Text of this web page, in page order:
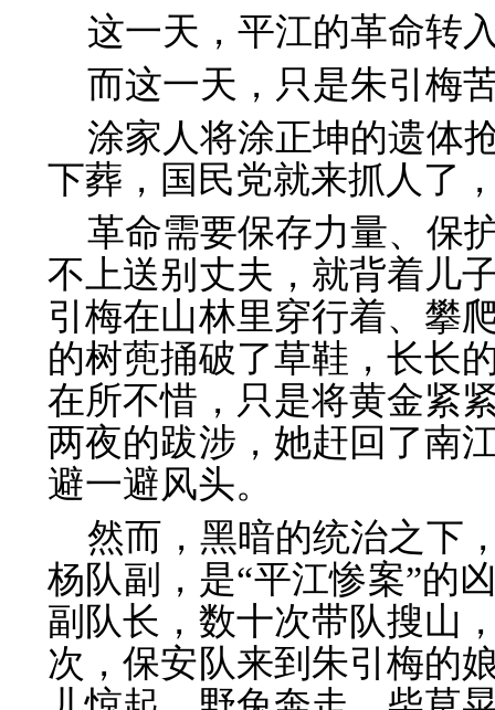
这一天，平江的革命转
而这一天，只是朱引梅
涂家人将涂正坤的遗体
下葬，国民党就来抓人了
革命需要保存力量、保
不上送别丈夫，就背着儿
引梅在山林里穿行着、攀
的树蔸捅破了草鞋，长长
在所不惜，只是将黄金紧
两夜的跋涉，她赶回了南
避一避风头。
然而，黑暗的统治之下
杨队副，是“平江惨案”的
副队长，数十次带队搜山
次，保安队来到朱引梅的